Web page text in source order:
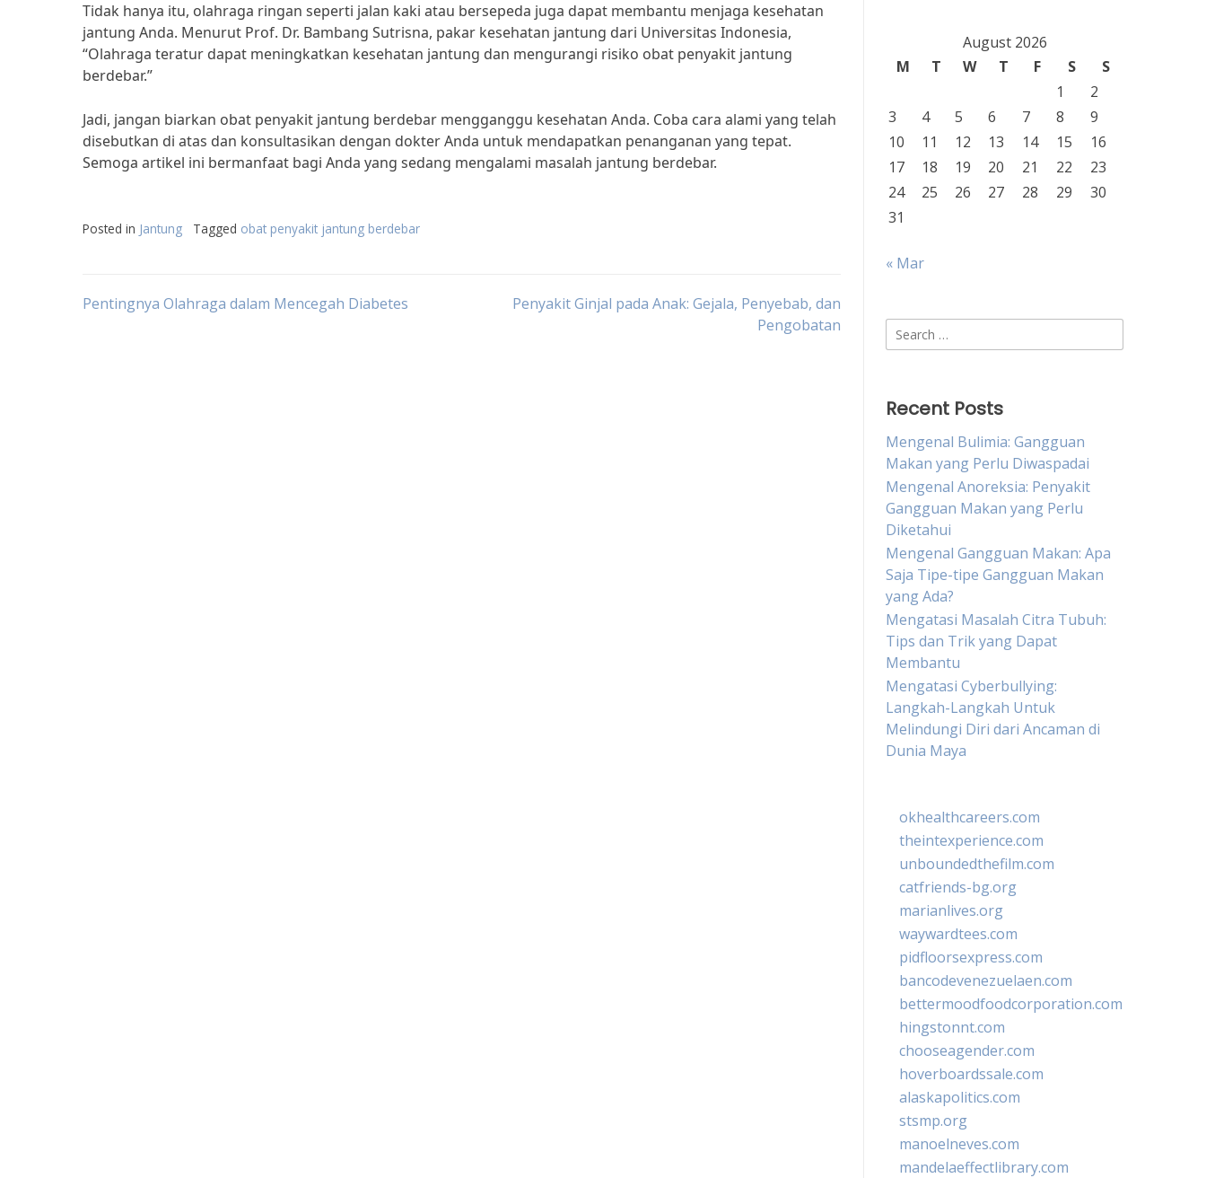
Tidak hanya itu, olahraga ringan seperti jalan kaki atau bersepeda juga dapat membantu menjaga kesehatan
jantung Anda. Menurut Prof. Dr. Bambang Sutrisna, pakar kesehatan jantung dari Universitas Indonesia,
“Olahraga teratur dapat meningkatkan kesehatan jantung dan mengurangi risiko obat penyakit jantung
berdebar.”
Jadi, jangan biarkan obat penyakit jantung berdebar mengganggu kesehatan Anda. Coba cara alami yang telah
disebutkan di atas dan konsultasikan dengan dokter Anda untuk mendapatkan penanganan yang tepat.
Semoga artikel ini bermanfaat bagi Anda yang sedang mengalami masalah jantung berdebar.
Posted in Jantung Tagged obat penyakit jantung berdebar
Post
Pentingnya Olahraga dalam Mencegah Diabetes
Penyakit Ginjal pada Anak: Gejala, Penyebab, dan
Pengobatan
August 2026
M
T W T F S
S
1
2
3
4 5 6 7 8
9
10
11 12 13 14 15
16
17
18 19 20 21 22
23
24
25 26 27 28 29
30
31
« Mar
Search
for:
Recent Posts
Mengenal Bulimia: Gangguan
Makan yang Perlu Diwaspadai
Mengenal Anoreksia: Penyakit
Gangguan Makan yang Perlu
Diketahui
Mengenal Gangguan Makan: Apa
Saja Tipe-tipe Gangguan Makan
yang Ada?
Mengatasi Masalah Citra Tubuh:
Tips dan Trik yang Dapat
Membantu
Mengatasi Cyberbullying:
Langkah-Langkah Untuk
Melindungi Diri dari Ancaman di
Dunia Maya
okhealthcareers.com
theintexperience.com
unboundedthefilm.com
catfriends-bg.org
marianlives.org
waywardtees.com
pidfloorsexpress.com
bancodevenezuelaen.com
bettermoodfoodcorporation.com
hingstonnt.com
chooseagender.com
hoverboardssale.com
alaskapolitics.com
stsmp.org
manoelneves.com
mandelaeffectlibrary.com